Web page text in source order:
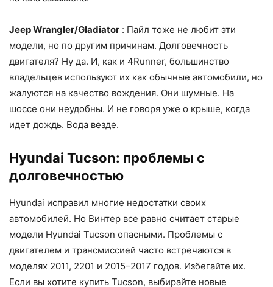
Jeep Wrangler/Gladiator : Пайл тоже не любит эти
модели, но по другим причинам. Долговечность
двигателя? Ну да. И, как и 4Runner, большинство
владельцев используют их как обычные автомобили, но
жалуются на качество вождения. Они шумные. На
шоссе они неудобны. И не говоря уже о крыше, когда
идет дождь. Вода везде.
Hyundai Tucson: проблемы с
долговечностью
Hyundai исправил многие недостатки своих
автомобилей. Но Винтер все равно считает старые
модели Hyundai Tucson опасными. Проблемы с
двигателем и трансмиссией часто встречаются в
моделях 2011, 2201 и 2015–2017 годов. Избегайте их.
Если вы хотите купить Tucson, выбирайте новые